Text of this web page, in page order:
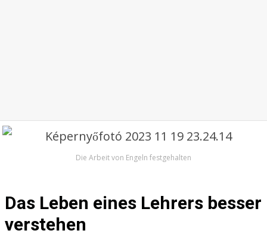
Die Arbeit von Engeln festgehalten
Das Leben eines Lehrers besser
verstehen